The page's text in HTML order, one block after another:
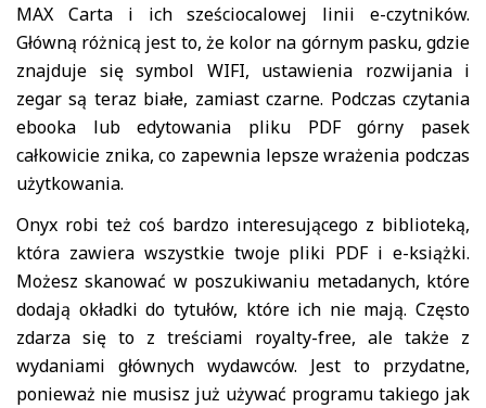
MAX Carta i ich sześciocalowej linii e-czytników.
Główną różnicą jest to, że kolor na górnym pasku, gdzie
znajduje się symbol WIFI, ustawienia rozwijania i
zegar są teraz białe, zamiast czarne. Podczas czytania
ebooka lub edytowania pliku PDF górny pasek
całkowicie znika, co zapewnia lepsze wrażenia podczas
użytkowania.
Onyx robi też coś bardzo interesującego z biblioteką,
która zawiera wszystkie twoje pliki PDF i e-książki.
Możesz skanować w poszukiwaniu metadanych, które
dodają okładki do tytułów, które ich nie mają. Często
zdarza się to z treściami royalty-free, ale także z
wydaniami głównych wydawców. Jest to przydatne,
ponieważ nie musisz już używać programu takiego jak